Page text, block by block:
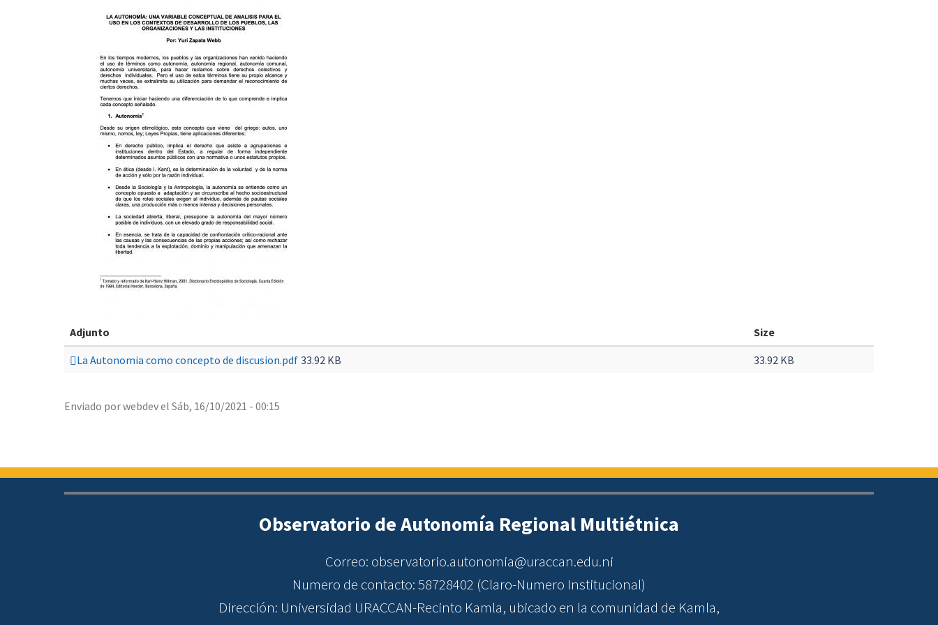
Adjunto
Size
La Autonomia como concepto de discusion.pdf 33.92 KB 33.92 KB
Enviado porwebdevel Sáb, 16/10/2021 - 00:15
Observatorio de Autonomía Regional Multiétnica
Correo: observatorio.autonomia@uraccan.edu.ni
Numero de contacto: 58728402 (Claro-Numero Institucional)
Dirección: Universidad URACCAN-Recinto Kamla, ubicado en la comunidad de Kamla,